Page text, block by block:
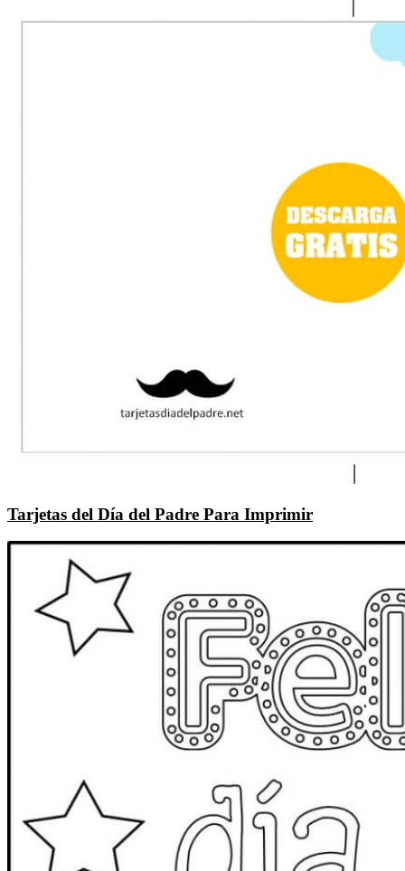
Tarjetas del Día del Padre Para Imprimir